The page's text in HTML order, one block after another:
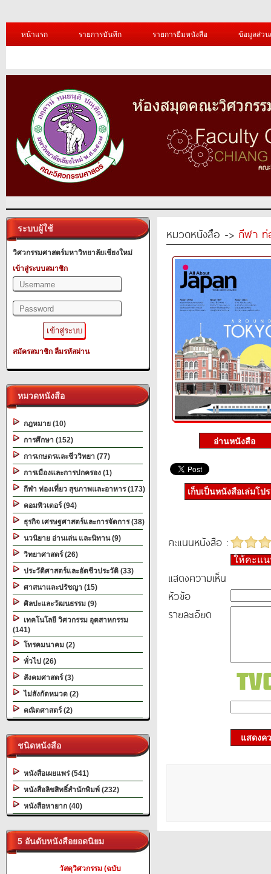
หน้าแรก รายการบันทึก รายการยืมหนังสือ ข้อมูลส่ว
ระบบผู้ใช้
วิศวกรรมศาสตร์มหาวิทยาลัยเชียงใหม่
เข้าสู่ระบบสมาชิก
สมัครสมาชิก ลืมรหัสผ่าน
หมวดหนังสือ
กฎหมาย (10)
การศึกษา (152)
การเกษตรและชีววิทยา (77)
การเมืองและการปกครอง (1)
กีฬา ท่องเที่ยว สุขภาพและอาหาร (173)
คอมพิวเตอร์ (94)
ธุรกิจ เศรษฐศาสตร์และการจัดการ (38)
นวนิยาย อ่านเล่น และนิทาน (9)
วิทยาศาสตร์ (26)
ประวัติศาสตร์และอัตชีวประวัติ (33)
ศาสนาและปรัชญา (15)
ศิลปะและวัฒนธรรม (9)
เทคโนโลยี วิศวกรรม อุตสาหกรรม
(141)
โทรคมนาคม (2)
ทั่วไป (26)
สังคมศาสตร์ (3)
ไม่สังกัดหมวด (2)
คณิตศาสตร์ (2)
ชนิดหนังสือ
หนังสือเผยแพร่ (541)
หนังสือลิขสิทธิ์สำนักพิมพ์ (232)
หนังสือหายาก (40)
5 อันดับหนังสือยอดนิยม
วัสดุวิศวกรรม (ฉบับ
หมวดหนังสือ -> กีฬา ท่
เก็บเป็นหนังสือเล่มโป
คะแนนหนังสือ :
ให้คะแ
แสดงความเห็น
หัวข้อ
รายละเอียด
แสดงค